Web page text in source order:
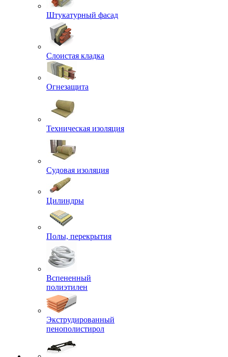
Штукатурный фасад
Слоистая кладка
Огнезащита
Техническая изоляция
Судовая изоляция
Цилиндры
Полы, перекрытия
Вспененный
полиэтилен
Экструдированный
пенополистирол